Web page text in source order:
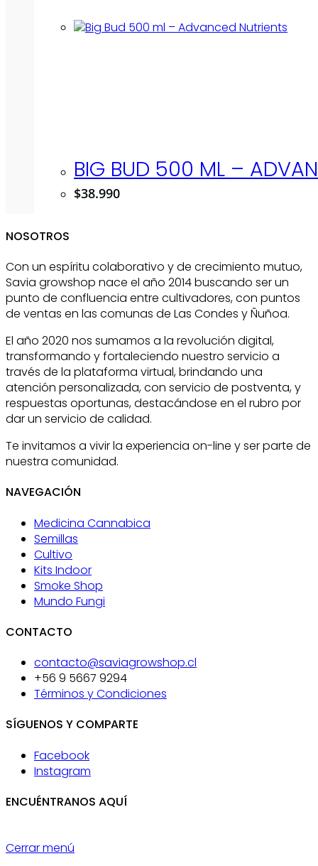
BIG BUD 500 ML –
$38.990
NOSOTROS
Con un espíritu colaborativo y de crecimiento mutuo,
Savia growshop nace el año 2014 buscando ser un
punto de confluencia entre cultivadores, con puntos
de ventas en las comunas de Las Condes y Ñuñoa.
El año 2020 nos sumamos a la revolución digital,
transformando y fortaleciendo nuestro servicio a
través de la plataforma virtual, brindando una
atención personalizada, con servicio de postventa, y
respuestas oportunas, destacándose en el rubro por
dar un servicio de calidad.
Te invitamos a vivir la experiencia on-line y ser parte de
nuestra comunidad.
NAVEGACIÓN
Medicina Cannabica
Semillas
Cultivo
Kits Indoor
Smoke Shop
Mundo Fungi
CONTACTO
contacto@saviagrowshop.cl
+56 9 5667 9294
Términos y Condiciones
SÍGUENOS Y COMPARTE
Facebook
Instagram
ENCUÉNTRANOS AQUÍ
Cerrar menú